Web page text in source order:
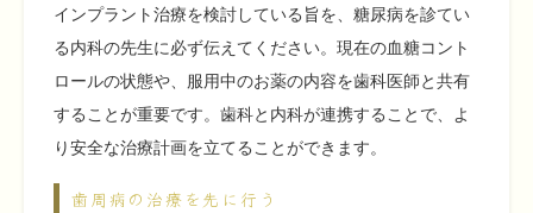
インプラント治療を検討している旨を、糖尿病を診てい
る内科の先生に必ず伝えてください。現在の血糖コント
ロールの状態や、服用中のお薬の内容を歯科医師と共有
することが重要です。歯科と内科が連携することで、よ
り安全な治療計画を立てることができます。
歯周病の治療を先に行う